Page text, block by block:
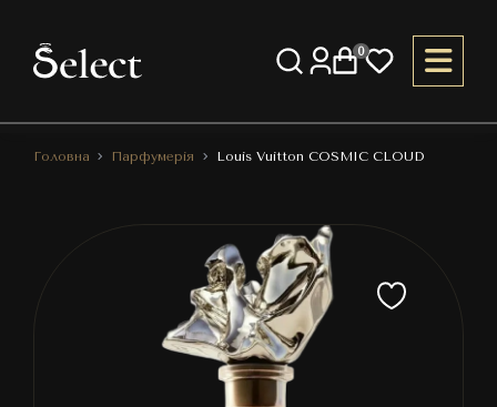
0
Головна Парфумерія Louis Vuitton COSMIC CLOUD